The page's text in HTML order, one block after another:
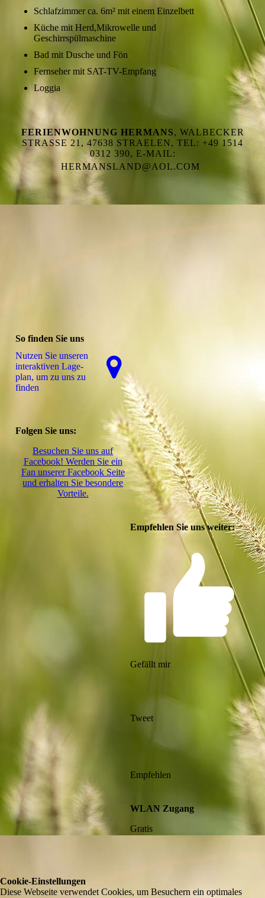
Schlafzimmer ca. 6m² mit einem Einzelbett
Küche mit Herd,Mikrowelle und
Geschirrspülmaschine
Bad mit Dusche und Fön
Fernseher mit SAT-TV-Empfang
Loggia
FERIENWOHNUNG HERMANS, WALBECKER
STRASSE 21, 47638 STRAELEN, TEL: +49 1514 0
312 390, E-MAIL: H
ERMANSLAND@AOL.COM
So finden Sie uns
Nutzen Sie unseren
interaktiven La­ge­
plan, um zu uns zu
finden
Folgen Sie uns:
Besuchen Sie uns auf
Facebook! Werden Sie ein
Fan unserer Facebook Seite
und erhalten Sie besondere
Vorteile.
Empfehlen Sie uns weiter:
Gefällt mir
Tweet
Empfehlen
WLAN Zugang
Gratis
Cookie-Einstellungen
Diese Webseite verwendet Cookies, um Besuchern ein optimales